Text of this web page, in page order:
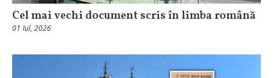
Cel mai vechi document scris în limba română
01 Iul, 2026